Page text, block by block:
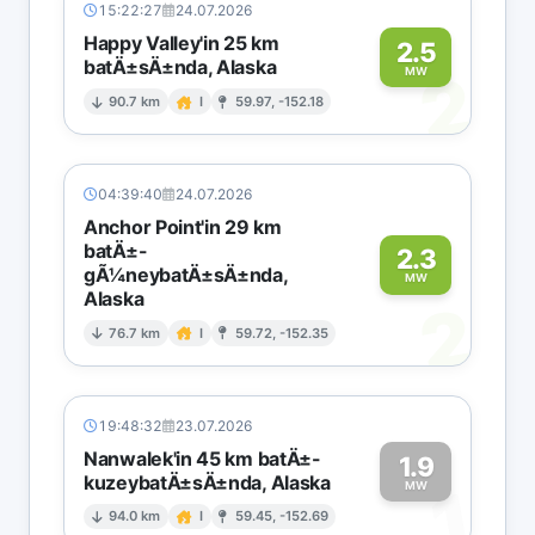
15:22:27 24.07.2026
Happy Valley'in 25 km
batÄ±sÄ±nda, Alaska
90.7 km I 59.97, -152.18
2.5
MW2
04:39:40 24.07.2026
Anchor Point'in 29 km
batÄ±-
gÃ¼neybatÄ±sÄ±nda,
Alaska
76.7 km I 59.72, -152.35
2.3
MW
2
19:48:32 23.07.2026
Nanwalek'in 45 km batÄ±-
kuzeybatÄ±sÄ±nda, Alaska
94.0 km I 59.45, -152.69
1.9
MW